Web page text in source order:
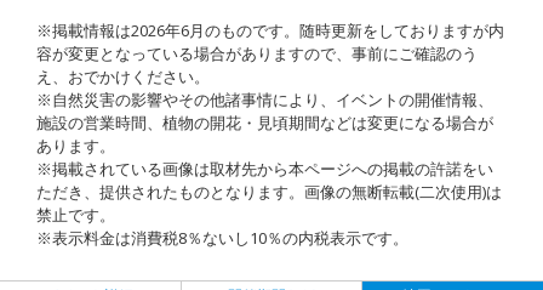
※掲載情報は2026年6月のものです。随時更新をしておりますが内
容が変更となっている場合がありますので、事前にご確認のう
え、おでかけください。
※自然災害の影響やその他諸事情により、イベントの開催情報、
施設の営業時間、植物の開花・見頃期間などは変更になる場合が
あります。
※掲載されている画像は取材先から本ページへの掲載の許諾をい
ただき、提供されたものとなります。画像の無断転載(二次使用)は
禁止です。
※表示料金は消費税8％ないし10％の内税表示です。